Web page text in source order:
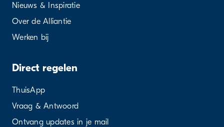
Nieuws & Inspiratie
Over de Alliantie
Werken bij
Direct regelen
ThuisApp
Vraag & Antwoord
Ontvang updates in je mail